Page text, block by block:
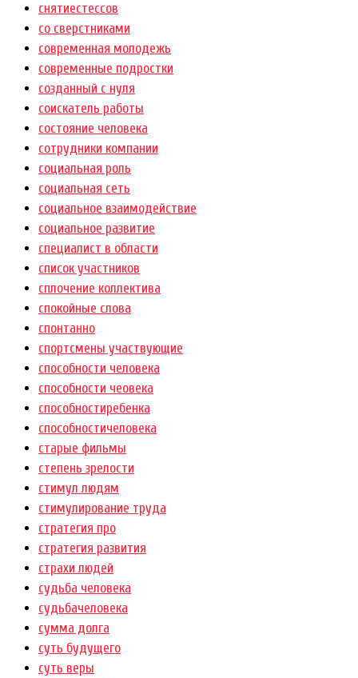
снятиестессов
со сверстниками
современная молодежь
современные подростки
созданный с нуля
соискатель работы
состояние человека
сотрудники компании
социальная роль
социальная сеть
социальное взаимодействие
социальное развитие
специалист в области
список участников
сплочение коллектива
спокойные слова
спонтанно
спортсмены участвующие
способности человека
способности чеовека
способностиребенка
способностичеловека
старые фильмы
степень зрелости
стимул людям
стимулирование труда
стратегия про
стратегия развития
страхи людей
судьба человека
судьбачеловека
сумма долга
суть будущего
суть веры